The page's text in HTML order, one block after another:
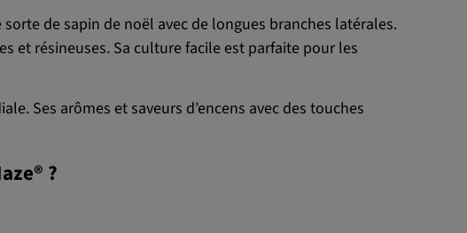
de sapin de noël avec de longues branches latérales.
et résineuses. Sa culture facile est parfaite pour les
Ses arômes et saveurs d’encens avec des touches
?